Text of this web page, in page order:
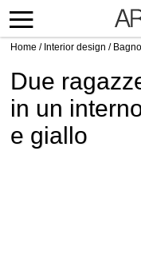
Home / Interior design / Bagno
Due
in un
e giallo